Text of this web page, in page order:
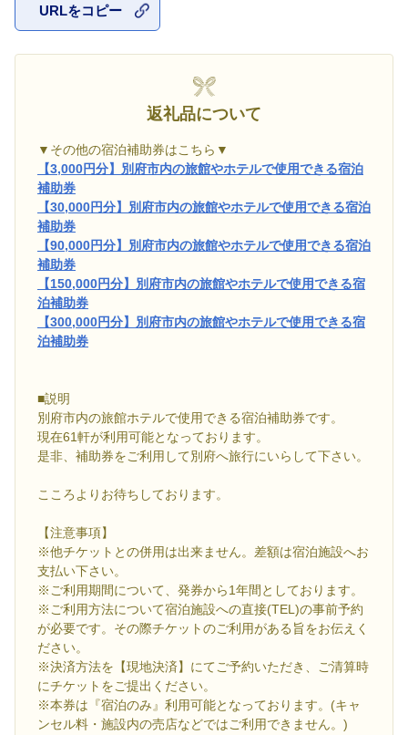
URLをコピー
返礼品について
▼その他の宿泊補助券はこちら▼
【3,000円分】別府市内の旅館やホテルで使用できる宿泊
補助券
【30,000円分】別府市内の旅館やホテルで使用できる宿泊
補助券
【90,000円分】別府市内の旅館やホテルで使用できる宿泊
補助券
【150,000円分】別府市内の旅館やホテルで使用できる宿
泊補助券
【300,000円分】別府市内の旅館やホテルで使用できる宿
泊補助券
■説明
別府市内の旅館ホテルで使用できる宿泊補助券です。
現在61軒が利用可能となっております。
是非、補助券をご利用して別府へ旅行にいらして下さい。
こころよりお待ちしております。
【注意事項】
※他チケットとの併用は出来ません。差額は宿泊施設へお
支払い下さい。
※ご利用期間について、発券から1年間としております。
※ご利用方法について宿泊施設への直接(TEL)の事前予約
が必要です。その際チケットのご利用がある旨をお伝えく
ださい。
※決済方法を【現地決済】にてご予約いただき、ご清算時
にチケットをご提出ください。
※本券は『宿泊のみ』利用可能となっております。(キャ
ンセル料・施設内の売店などではご利用できません。)